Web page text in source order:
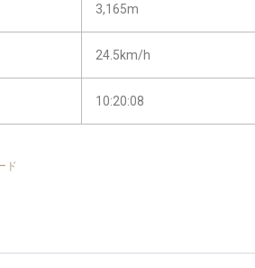
3,165m
24.5km/h
10:20:08
ド